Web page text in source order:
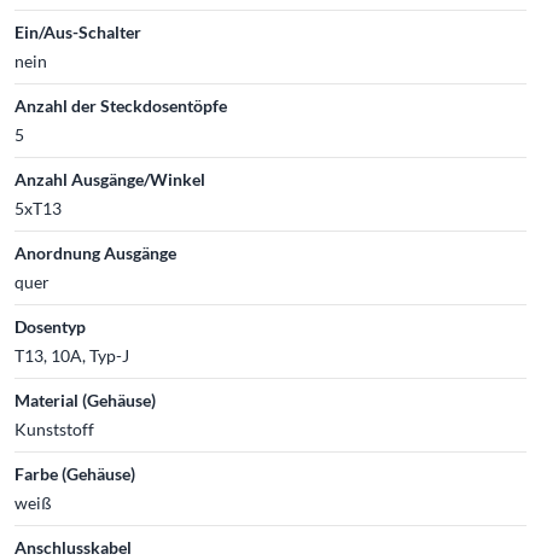
Ein/Aus-Schalter
nein
Anzahl der Steckdosentöpfe
5
Anzahl Ausgänge/Winkel
5xT13
Anordnung Ausgänge
quer
Dosentyp
T13, 10A, Typ-J
Material (Gehäuse)
Kunststoff
Farbe (Gehäuse)
weiß
Anschlusskabel